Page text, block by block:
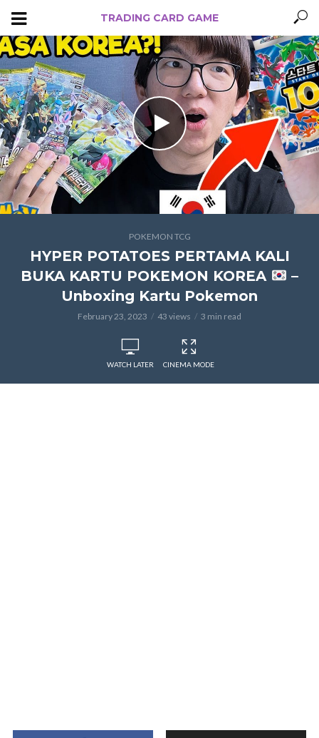
TRADING CARD GAME
POKEMON TCG
HYPER POTATOES PERTAMA KALI
BUKA KARTU POKEMON KOREA
–
Unboxing Kartu Pokemon
February 23, 2023 43 views 3 min read
WATCH LATER CINEMA MODE